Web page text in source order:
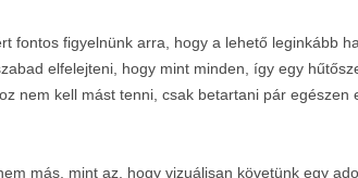
fontos figyelnünk arra, hogy a lehető leginkább
elfelejteni, hogy mint minden, így egy
nem kell mást tenni, csak betartani pár egészen
más, mint az, hogy vizuálisan követünk egy